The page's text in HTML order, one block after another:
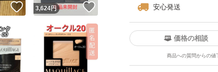
安心発送
ユーザーの実績について
価格の相談
商品への質問からの値
いいね！
3,624円